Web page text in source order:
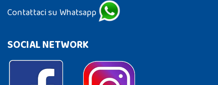
Contattaci su Whatsapp
SOCIAL NETWORK